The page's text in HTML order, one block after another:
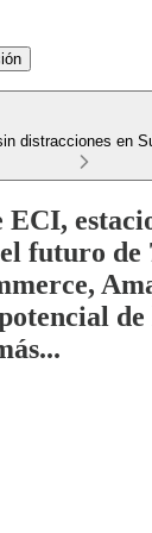
distracciones en
futuro de
de